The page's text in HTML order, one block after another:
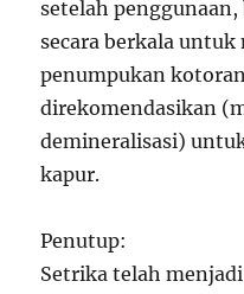
setelah
secara berkala
penumpukan
direkomendasikan
demineralisasi)
kapur.
Penutup:
Setrika telah